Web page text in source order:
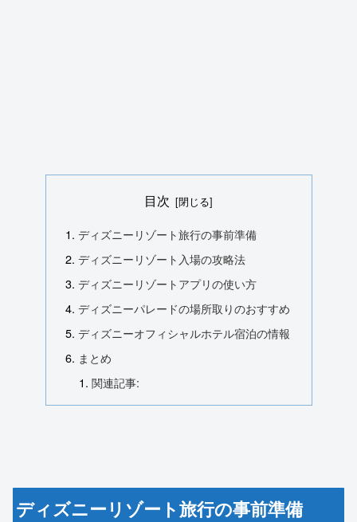
目次
ディズニーリゾート旅行の事前準備
ディズニーリゾート入場の攻略法
ディズニーリゾートアプリの使い方
ディズニーパレードの場所取りのおすすめ
ディズニーオフィシャルホテル宿泊の情報
まとめ
関連記事:
ディズニーリゾート旅行の事前準備